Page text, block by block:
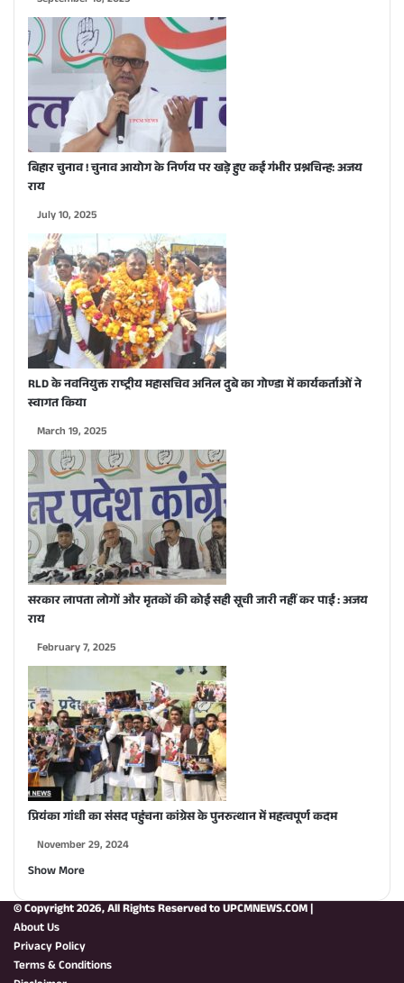
बिहार चुनाव ! चुनाव आयोग के निर्णय पर खड़े हुए कई गंभीर प्रश्नचिन्ह: अजय
राय
July 10, 2025
RLD के नवनियुक्त राष्ट्रीय महासचिव अनिल दुबे का गोण्डा में कार्यकर्ताओं ने
स्वागत किया
March 19, 2025
सरकार लापता लोगों और मृतकों की कोई सही सूची जारी नहीं कर पाई : अजय
राय
February 7, 2025
प्रियंका गांधी का संसद पहुंचना कांग्रेस के पुनरुत्थान में महत्वपूर्ण कदम
November 29, 2024
Show More
© Copyright 2026, All Rights Reserved toUPCMNEWS.COM|
About Us
Privacy Policy
Terms & Conditions